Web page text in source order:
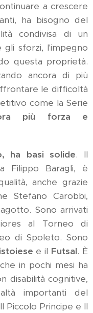
a crescere
ha bisogno del
condivisa di un
sforzi, l'impegno
questa proprietà.
ancora di più
le difficoltà
come la Serie
più forza e
ha basi solide. Il
Filippo Baragli, è
anche grazie
Stefano Carobbi,
Sono arrivati
al Torneo di
di Spoleto. Sono
e il Futsal. È
in pochi mesi ha
disabilità cognitive,
importanti del
Piccolo Principe e Il